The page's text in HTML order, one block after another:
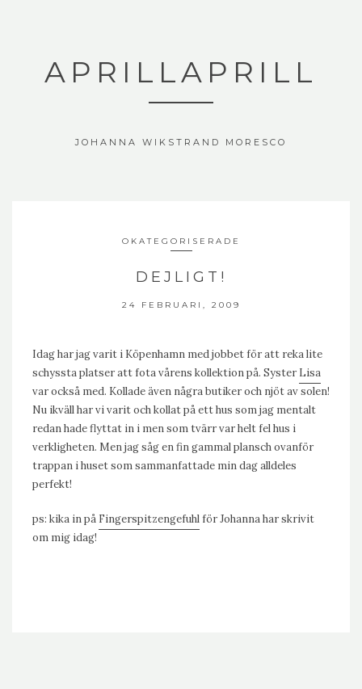
APRILLAPRILL
JOHANNA WIKSTRAND MORESCO
OKATEGORISERADE
DEJLIGT!
24 FEBRUARI, 2009
Idag har jag varit i Köpenhamn med jobbet för att reka lite
schyssta platser att fota vårens kollektion på. Syster Lisa
var också med. Kollade även några butiker och njöt av solen!
Nu ikväll har vi varit och kollat på ett hus som jag mentalt
redan hade flyttat in i men som tvärr var helt fel hus i
verkligheten. Men jag såg en fin gammal plansch ovanför
trappan i huset som sammanfattade min dag alldeles
perfekt!
ps: kika in på Fingerspitzengefuhlför Johanna har skrivit
om mig idag!